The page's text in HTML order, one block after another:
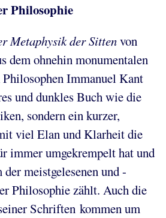
Philosophie
Metaphysik der Sittenvon
dem ohnehin monumentalen
Philosophen Immanuel Kant
und dunkles Buch wie die
sondern ein kurzer,
viel Elan und Klarheit die
immer umgekrempelt hat und
meistgelesenen und -
Philosophie zählt. Auch die
Schriften kommen um